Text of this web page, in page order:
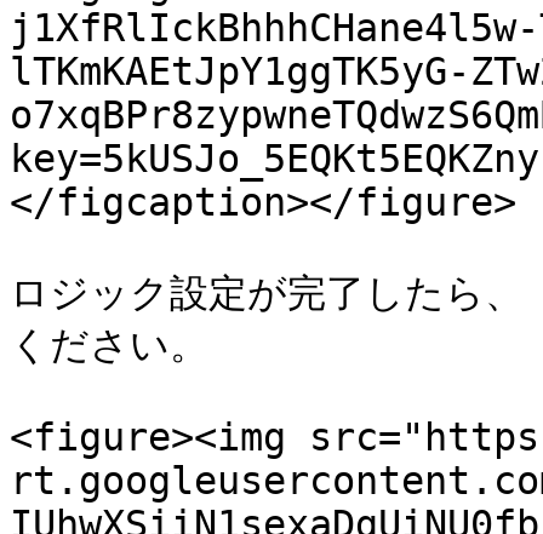
j1XfRlIckBhhhCHane4l5w-
lTKmKAEtJpY1ggTK5yG-
</figcaption></figure>
ロジック設定が完了したら
ください。
<figure><img